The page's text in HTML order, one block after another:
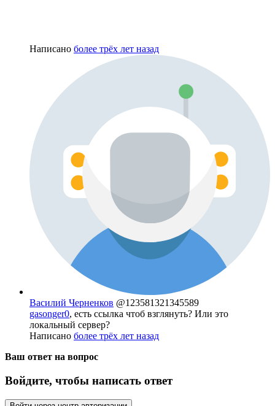
Написано более трёх лет назад
Василий Черненков @123581321345589
gasonger0, есть ссылка чтоб взглянуть? Или это
локальный сервер?
Написано более трёх лет назад
Ваш ответ на вопрос
Войдите, чтобы написать ответ